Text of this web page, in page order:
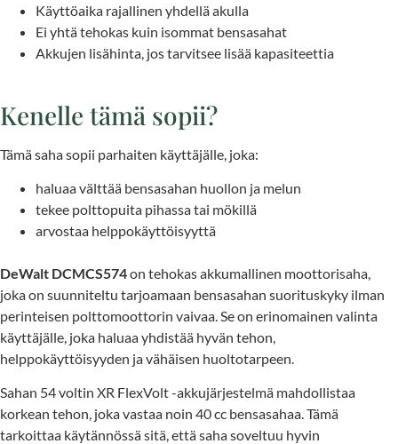
Käyttöaika rajallinen yhdellä akulla
Ei yhtä tehokas kuin isommat bensasahat
Akkujen lisähinta, jos tarvitsee lisää kapasiteettia
Kenelle tämä sopii?
Tämä saha sopii parhaiten käyttäjälle, joka:
haluaa välttää bensasahan huollon ja melun
tekee polttopuita pihassa tai mökillä
arvostaa helppokäyttöisyyttä
DeWalt DCMCS574on tehokas akkumallinen moottorisaha,
joka on suunniteltu tarjoamaan bensasahan suorituskyky ilman
perinteisen polttomoottorin vaivaa. Se on erinomainen valinta
käyttäjälle, joka haluaa yhdistää hyvän tehon,
helppokäyttöisyyden ja vähäisen huoltotarpeen.
Sahan 54 voltin XR FlexVolt -akkujärjestelmä mahdollistaa
korkean tehon, joka vastaa noin 40 cc bensasahaa. Tämä
tarkoittaa käytännössä sitä, että saha soveltuu hyvin